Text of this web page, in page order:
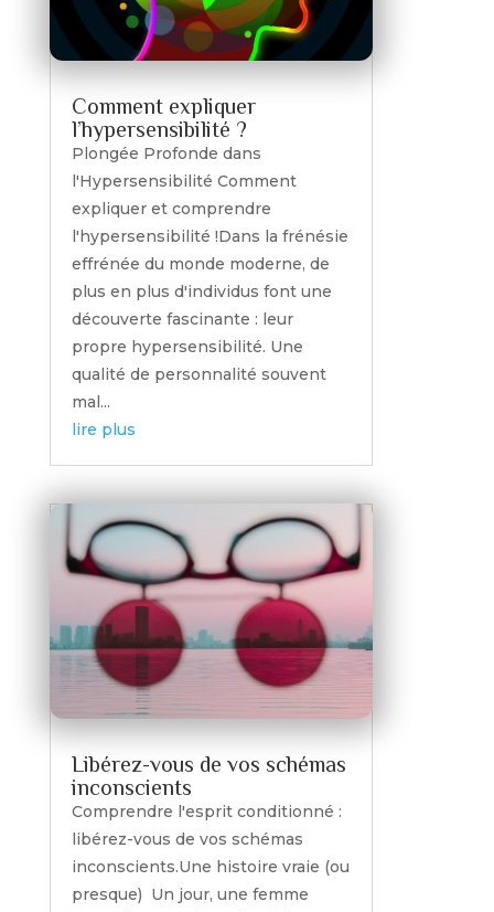
Comment expliquer
l’hypersensibilité ?
Plongée Profonde dans
l'Hypersensibilité Comment
expliquer et comprendre
l'hypersensibilité !Dans la frénésie
effrénée du monde moderne, de
plus en plus d'individus font une
découverte fascinante : leur
propre hypersensibilité. Une
qualité de personnalité souvent
mal...
lire plus
Libérez-vous de vos schémas
inconscients
Comprendre l'esprit conditionné :
libérez-vous de vos schémas
inconscients.Une histoire vraie (ou
presque) Un jour, une femme